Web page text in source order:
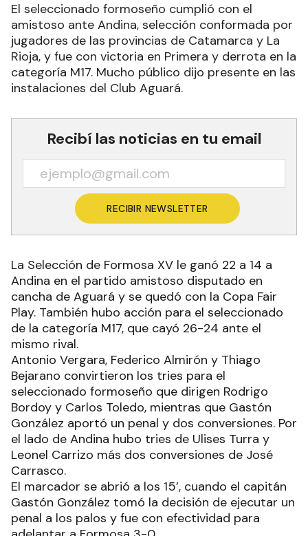
El seleccionado formoseño cumplió con el
amistoso ante Andina, selección conformada por
jugadores de las provincias de Catamarca y La
Rioja, y fue con victoria en Primera y derrota en la
categoría M17. Mucho público dijo presente en las
instalaciones del Club Aguará.
Recibí las noticias en tu email
RECIBIR NEWSLETTER
La Selección de Formosa XV le ganó 22 a 14 a
Andina en el partido amistoso disputado en
cancha de Aguará y se quedó con la Copa Fair
Play. También hubo acción para el seleccionado
de la categoría M17, que cayó 26-24 ante el
mismo rival.
Antonio Vergara, Federico Almirón y Thiago
Bejarano convirtieron los tries para el
seleccionado formoseño que dirigen Rodrigo
Bordoy y Carlos Toledo, mientras que Gastón
González aportó un penal y dos conversiones. Por
el lado de Andina hubo tries de Ulises Turra y
Leonel Carrizo más dos conversiones de José
Carrasco.
El marcador se abrió a los 15’, cuando el capitán
Gastón González tomó la decisión de ejecutar un
penal a los palos y fue con efectividad para